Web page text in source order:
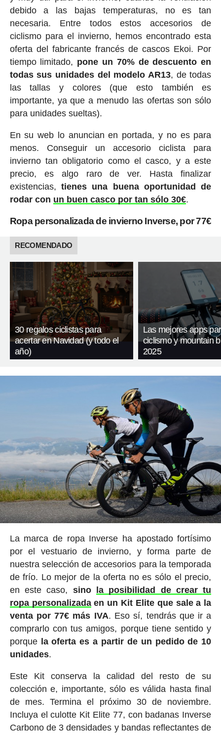
debido a las bajas temperaturas, no es tan
necesaria. Entre todos estos accesorios de
ciclismo para el invierno, hemos encontrado esta
oferta del fabricante francés de cascos Ekoi. Por
tiempo limitado, pone un 70% de descuento en
todas sus unidades del modelo AR13, de todas
las tallas y colores (que esto también es
importante, ya que a menudo las ofertas son sólo
para unidades sueltas).
En su web lo anuncian en portada, y no es para
menos. Conseguir un accesorio ciclista para
invierno tan obligatorio como el casco, y a este
precio, es algo raro de ver. Hasta finalizar
existencias,tienes una buena oportunidad de
rodar con un buen casco por tan sólo 30€.
Ropa personalizada de invierno Inverse, por 77€
RECOMENDADO
30 regalos ciclistas para
acertar en Navidad (y todo el
año)
Las mejores apps
ciclismo y mountain
2025
La marca de ropa Inverse ha apostado fortísimo
por el vestuario de invierno, y forma parte de
nuestra selección de accesorios para la temporada
de frío. Lo mejor de la oferta no es sólo el precio,
en este caso, sino
la posibilidad de crear tu
ropa personalizadaen un Kit Elite que sale a la
venta por 77€ más IVA. Eso sí, tendrás que ir a
comprarlo con tus amigos, porque tiene sentido y
porque la oferta es a partir de un pedido de 10
unidades.
Este Kit conserva la calidad del resto de su
colección e, importante, sólo es válida hasta final
de mes. Termina el próximo 30 de noviembre.
Incluya el culotte Kit Elite 77, con badanas Inverse
Carbono de 3 densidades y bandas reflectantes de